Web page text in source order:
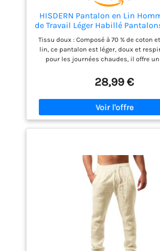
HISDERN Pantalon en Lin
de Travail Léger Habillé
Décontractés Coton Casual à
et Poches, XL
Tissu doux : Composé à 70 % de coton
lin, ce pantalon est léger, doux et
pour les journées chaudes, il offre
: Doté d'une fermeture à boutons et
poches (deux poches avant très
poches arrière stylisées à boutons), il
ranger facilement votre téléphone, vos
portefeuille Tailles : Disponible du S au
d'entretien et adapté à toutes les
foncé, il doit être lavé séparément
déteindre légèrement Occasions :
les occasions : au bureau, pour les
quotidiens, les promenades en plein
vacances ou les voyages Assortiments
avec un t-shirt décontracté pour un
confortable en vacances, ou avec une
habillée pour une tenue professionnelle
réunion
28,99 €